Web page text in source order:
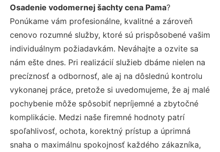
Osadenie vodomernej šachty cena Pama?
Ponúkame vám profesionálne, kvalitné a zároveň
cenovo rozumné služby, ktoré sú prispôsobené vašim
individuálnym požiadavkám. Neváhajte a ozvite sa
nám ešte dnes. Pri realizácií služieb dbáme nielen na
precíznosť a odbornosť, ale aj na dôslednú kontrolu
vykonanej práce, pretože si uvedomujeme, že aj malé
pochybenie môže spôsobiť nepríjemné a zbytočné
komplikácie. Medzi naše firemné hodnoty patrí
spoľahlivosť, ochota, korektný prístup a úprimná
snaha o maximálnu spokojnosť každého zákazníka,